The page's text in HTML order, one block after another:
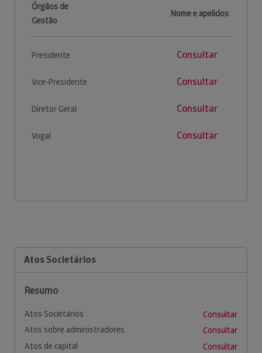
Órgãos de
Gestão
Nome e apelidos
Presidente Consultar
Vice-Presidente Consultar
Diretor Geral Consultar
Vogal Consultar
Atos Societários
Resumo
Atos Societários
Consultar
Atos sobre administradores
Consultar
Atos de capital
Consultar